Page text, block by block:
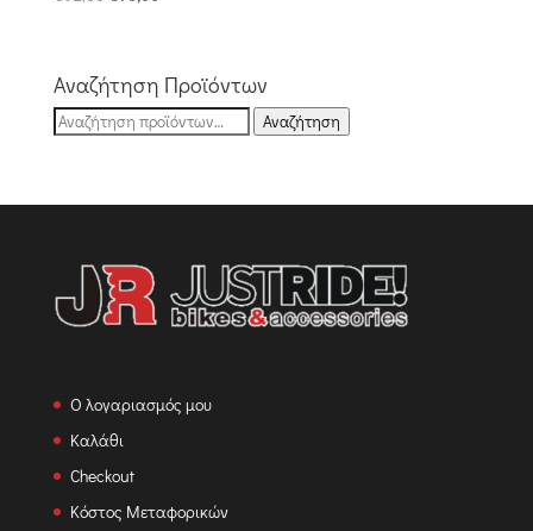
είναι:
€70,00.
Αναζήτηση Προϊόντων
Αναζήτηση
Αναζήτηση
Ο λογαριασμός μου
Καλάθι
Checkout
Κόστος Μεταφορικών